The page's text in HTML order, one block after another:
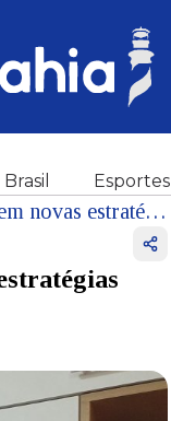
Brasil Esportes
Indispensável para empresas, “marketing digital” aposta em novas estratégias